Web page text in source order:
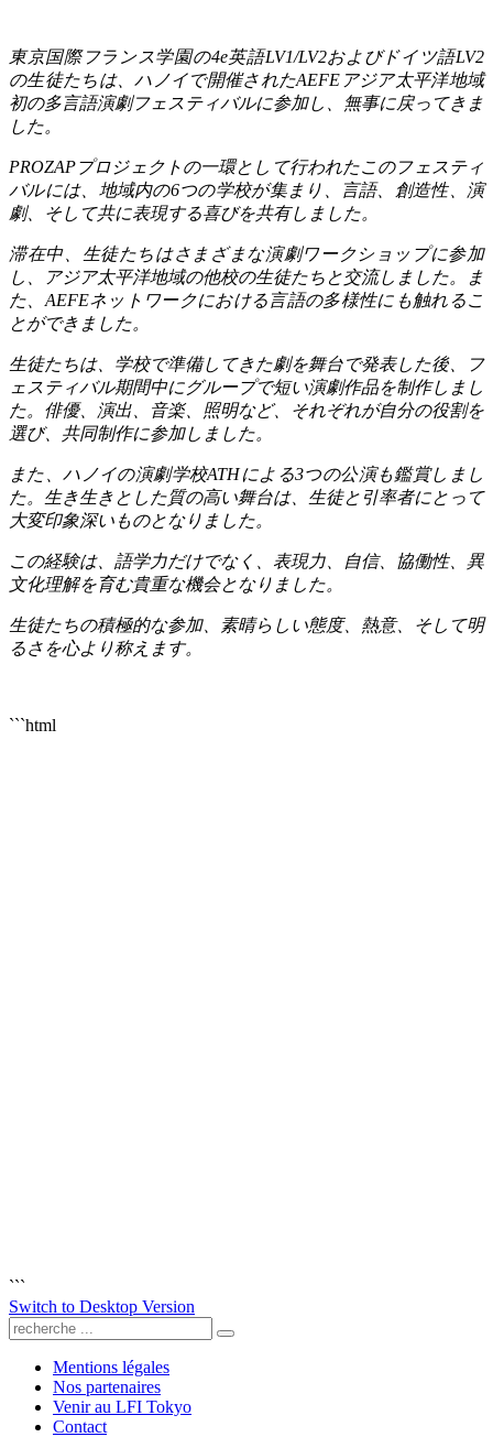
東京国際フランス学園の4e英語LV1/LV2およびドイツ語LV2
の生徒たちは、ハノイで開催されたAEFE アジア太平洋地域
初の多言語演劇フェスティバルに参加し、無事に戻ってきま
した。
PROZAPプロジェクトの一環として行われたこのフェスティ
バルには、地域内の6つの学校が集まり、言語、創造性、演
劇、そして共に表現する喜びを共有しました。
滞在中、生徒たちはさまざまな演劇ワークショップに参加
し、アジア太平洋地域の他校の生徒たちと交流しました。ま
た、 AEFEネットワークにおける言語の多様性にも触れるこ
とができました。
生徒たちは、学校で準備してきた劇を舞台で発表した後、フ
ェスティバル期間中にグループで短い演劇作品を制作しまし
た。俳優、演出、音楽、照明など、それぞれが自分の役割を
選び、共同制作に参加しました。
また、ハノイの演劇学校ATHによる3つの公演も鑑賞しまし
た。生き生きとした質の高い舞台は、生徒と引率者にとって
大変印象深いものとなりました。
この経験は、語学力だけでなく、表現力、自信、協働性、異
文化理解を育む貴重な機会となりました。
生徒たちの積極的な参加、素晴らしい態度、熱意、そして明
るさを心より称えます。
```html
```
Switch to Desktop Version
Mentions légales
Nos partenaires
Venir au LFI Tokyo
Contact